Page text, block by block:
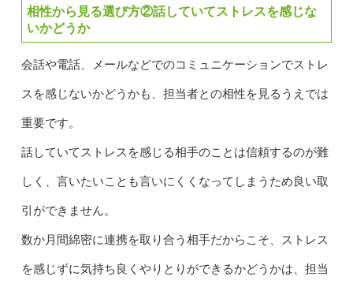
相性から見る選び方②話していてストレスを感じな
いかどうか
会話や電話、メールなどでのコミュニケーションでストレ
スを感じないかどうかも、担当者との相性を見るうえでは
重要です。
話していてストレスを感じる相手のことは信頼するのが難
しく、言いたいことも言いにくくなってしまうため良い取
引ができません。
数か月間綿密に連携を取り合う相手だからこそ、ストレス
を感じずに気持ち良くやりとりができるかどうかは、担当